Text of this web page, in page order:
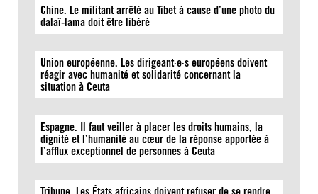
Chine. Le militant arrêté au Tibet à cause d’une photo du
dalaï-lama doit être libéré
Union européenne. Les dirigeant·e·s européens doivent
réagir avec humanité et solidarité concernant la
situation à Ceuta
Espagne. Il faut veiller à placer les droits humains, la
dignité et l’humanité au cœur de la réponse apportée à
l’afflux exceptionnel de personnes à Ceuta